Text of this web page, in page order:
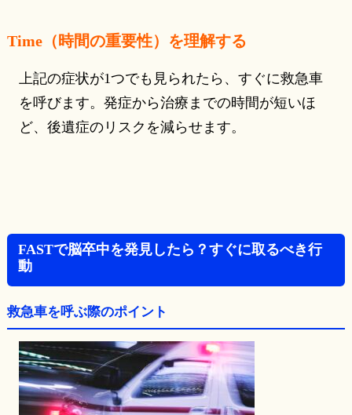
Time（時間の重要性）を理解する
上記の症状が1つでも見られたら、すぐに救急車
を呼びます。発症から治療までの時間が短いほ
ど、後遺症のリスクを減らせます。
FASTで脳卒中を発見したら？すぐに取るべき行
動
救急車を呼ぶ際のポイント